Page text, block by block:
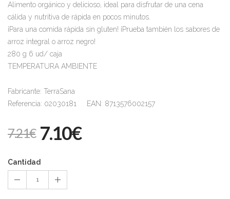
Alimento orgánico y delicioso, ideal para disfrutar de una cena
cálida y nutritiva de rápida en pocos minutos.
¡Para una comida rápida sin gluten! ¡Prueba también los sabores de
arroz integral o arroz negro!
280 g 6 ud/ caja
TEMPERATURA AMBIENTE
Fabricante: TerraSana
Referencia: 02030181 EAN: 8713576002157
7.21€ 7.10€
Cantidad
1